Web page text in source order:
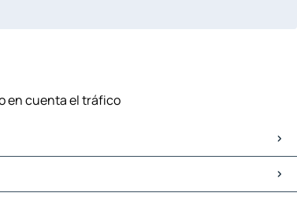
en cuenta el tráfico